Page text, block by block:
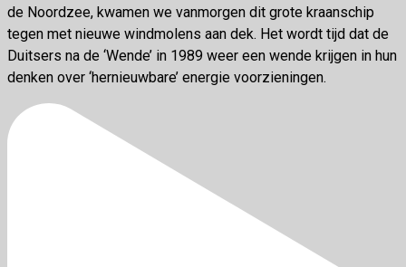
de Noordzee, kwamen we vanmorgen dit grote kraanschip
tegen met nieuwe windmolens aan dek. Het wordt tijd dat de
Duitsers na de ‘Wende’ in 1989 weer een wende krijgen in hun
denken over ‘hernieuwbare’ energie voorzieningen.